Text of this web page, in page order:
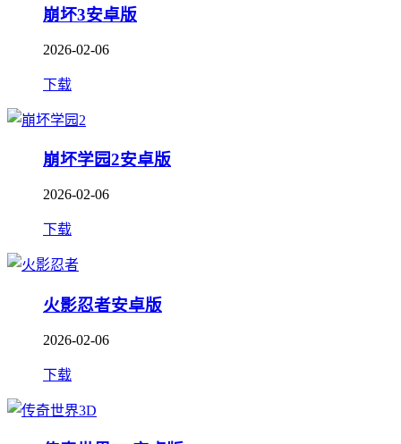
崩坏3安卓版
2026-02-06
下载
崩坏学园2安卓版
2026-02-06
下载
火影忍者安卓版
2026-02-06
下载